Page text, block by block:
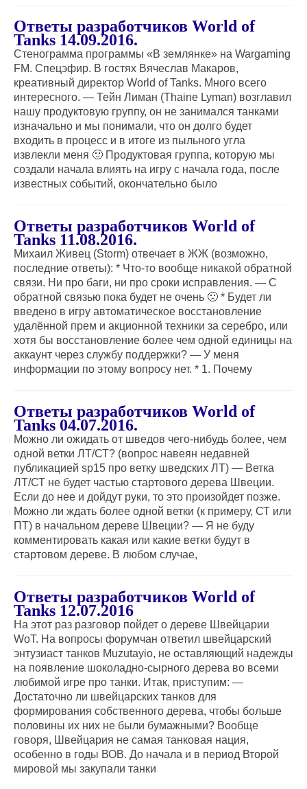
Ответы разработчиков World of
Tanks 14.09.2016.
Стенограмма программы «В землянке» на Wargaming
FM. Спецэфир. В гостях Вячеслав Макаров,
креативный директор World of Tanks. Много всего
интересного. — Тейн Лиман (Thaine Lyman) возглавил
нашу продуктовую группу, он не занимался танками
изначально и мы понимали, что он долго будет
входить в процесс и в итоге из пыльного угла
извлекли меня 🙂 Продуктовая группа, которую мы
создали начала влиять на игру с начала года, после
известных событий, окончательно было
Ответы разработчиков World of
Tanks 11.08.2016.
Михаил Живец (Storm) отвечает в ЖЖ (возможно,
последние ответы): * Что-то вообще никакой обратной
связи. Ни про баги, ни про сроки исправления. — С
обратной связью пока будет не очень 🙁 * Будет ли
введено в игру автоматическое восстановление
удалённой прем и акционной техники за серебро, или
хотя бы восстановление более чем одной единицы на
аккаунт через службу поддержки? — У меня
информации по этому вопросу нет. * 1. Почему
Ответы разработчиков World of
Tanks 04.07.2016.
Можно ли ожидать от шведов чего-нибудь более, чем
одной ветки ЛТ/СТ? (вопрос навеян недавней
публикацией sp15 про ветку шведских ЛТ) — Ветка
ЛТ/СТ не будет частью стартового дерева Швеции.
Если до нее и дойдут руки, то это произойдет позже.
Можно ли ждать более одной ветки (к примеру, СТ или
ПТ) в начальном дереве Швеции? — Я не буду
комментировать какая или какие ветки будут в
стартовом дереве. В любом случае,
Ответы разработчиков World of
Tanks 12.07.2016
На этот раз разговор пойдет о дереве Швейцарии
WoT. На вопросы форумчан ответил швейцарский
энтузиаст танков Muzutayio, не оставляющий надежды
на появление шоколадно-сырного дерева во всеми
любимой игре про танки. Итак, приступим: —
Достаточно ли швейцарских танков для
формирования собственного дерева, чтобы больше
половины их них не были бумажными? Вообще
говоря, Швейцария не самая танковая нация,
особенно в годы ВОВ. До начала и в период Второй
мировой мы закупали танки